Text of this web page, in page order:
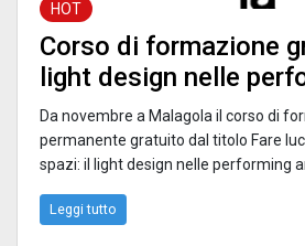
HOT
Corso di formazione
light design nelle
Da novembre a Malagola il corso di
permanente gratuito dal titolo Fare
spazi: il light design nelle performing
Leggi tutto